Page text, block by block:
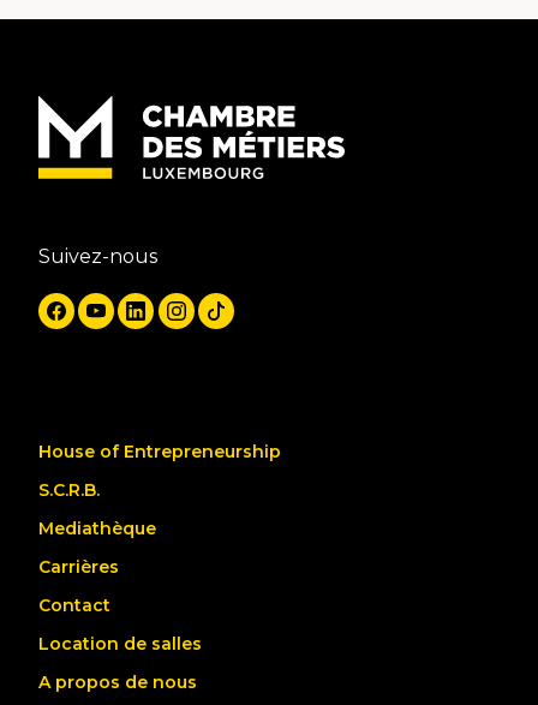
Suivez-nous
House of Entrepreneurship
S.C.R.B.
Mediathèque
Carrières
Contact
Location de salles
A propos de nous